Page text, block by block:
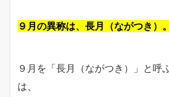
９月の異称は、長月（ながつき）。
９月を「長月（ながつき）」と呼
は、